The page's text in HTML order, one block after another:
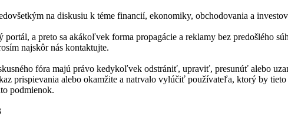
na diskusiu k téme financií, ekonomiky, obchodovania a
portál, a preto sa akákoľvek forma propagácie a reklamy bez predošlého
najskôr nás kontaktujte.
fóra majú právo kedykoľvek odstrániť, upraviť, presunúť alebo
prispievania alebo okamžite a natrvalo vylúčiť používateľa, ktorý by
podmienok.